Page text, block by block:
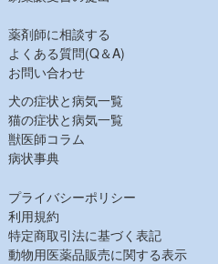
【健康食品一覧】
【人気商品】
薬剤師に相談する
よくある質問(Q＆A)
お問い合わせ
犬の症状と病気一覧
猫の症状と病気一覧
獣医師コラム
病状事典
プライバシーポリシー
利用規約
特定商取引法に基づく表記
動物用医薬品販売に関する表示